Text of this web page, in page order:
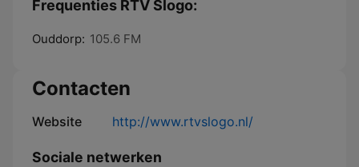
Frequenties RTV Slogo:
Ouddorp: 105.6 FM
Contacten
Website http://www.rtvslogo.nl/
Sociale netwerken